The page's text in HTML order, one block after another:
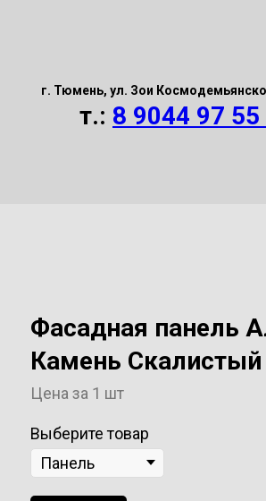
г. Тюмень, ул. Зои
т.: 8 9044 97 55
Фасадная панель
Камень Скалистый
Цена за 1 шт
Выберите товар